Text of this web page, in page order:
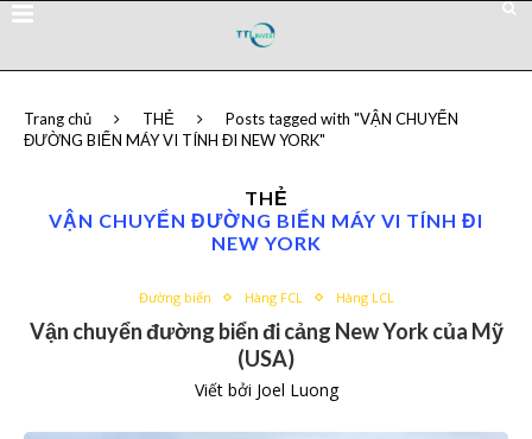
Trang chủ THẺ
Posts tagged with "VẬN CHUYỂN
ĐƯỜNG BIỂN MÁY VI TÍNH ĐI NEW YORK"
THẺ
VẬN CHUYỂN ĐƯỜNG BIỂN MÁY VI TÍNH ĐI
NEW YORK
Đường biển Hàng FCL Hàng LCL
Vận chuyển đường biển đi cảng New York của Mỹ
(USA)
Viết bởi Joel Luong